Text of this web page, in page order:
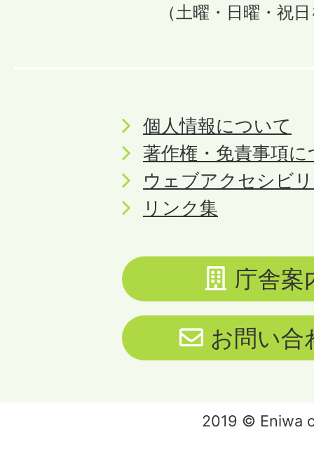
（土曜・日曜・祝
個人情報について
著作権・免責事項
ウェブアクセシビ
リンク集
庁舎案
お問い合
2019 © Eniwa